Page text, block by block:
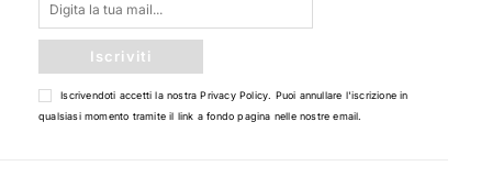
Iscriviti
Iscrivendoti accetti la nostraPrivacy Policy. Puoi annullare l'iscrizione in
qualsiasi momento tramite il link a fondo pagina nelle nostre email.